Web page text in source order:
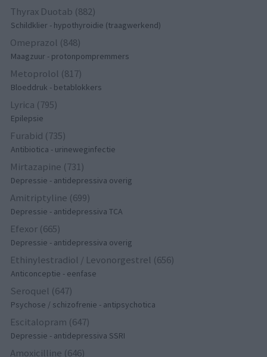
Thyrax Duotab (882)
Schildklier - hypothyroidie (traagwerkend)
Omeprazol (848)
Maagzuur - protonpompremmers
Metoprolol (817)
Bloeddruk - betablokkers
Lyrica (795)
Epilepsie
Furabid (735)
Antibiotica - urineweginfectie
Mirtazapine (731)
Depressie - antidepressiva overig
Amitriptyline (699)
Depressie - antidepressiva TCA
Efexor (665)
Depressie - antidepressiva overig
Ethinylestradiol / Levonorgestrel (656)
Anticonceptie - eenfase
Seroquel (647)
Psychose / schizofrenie - antipsychotica
Escitalopram (647)
Depressie - antidepressiva SSRI
Amoxicilline (646)